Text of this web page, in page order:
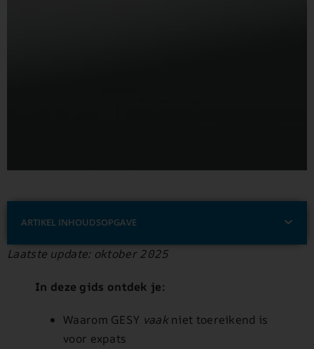
Laatste update: oktober 2025
In deze gids ontdek je:
Waarom GESY vaakniet toereikend is
voor expats
ARTIKEL INHOUDSOPGAVE